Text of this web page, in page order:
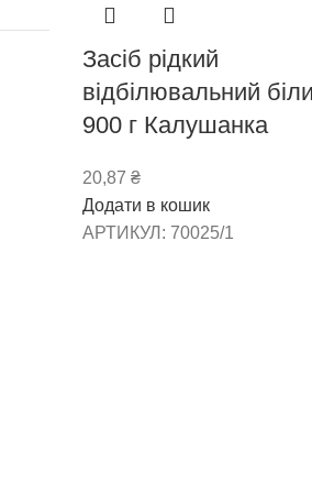
Засіб рідкий
відбілювальний
900 г Калушанка
20,87 ₴
Додати в кошик
АРТИКУЛ: 70025/1